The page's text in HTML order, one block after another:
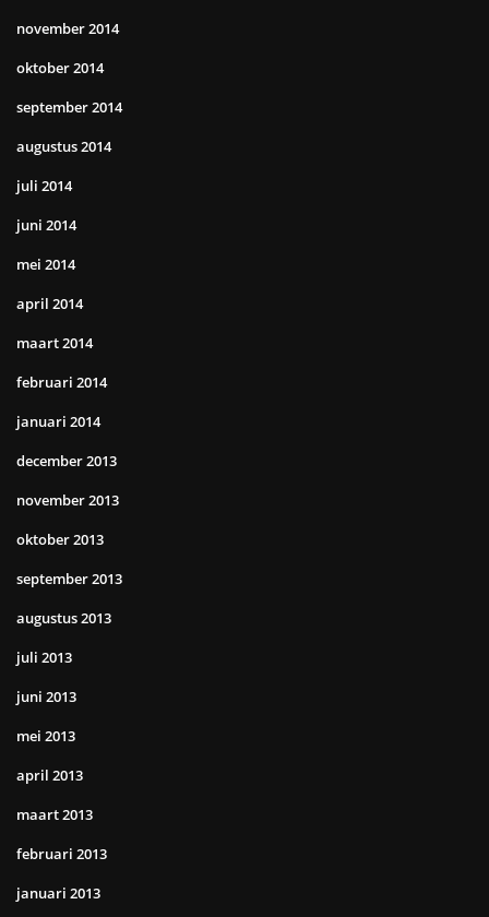
november 2014
oktober 2014
september 2014
augustus 2014
juli 2014
juni 2014
mei 2014
april 2014
maart 2014
februari 2014
januari 2014
december 2013
november 2013
oktober 2013
september 2013
augustus 2013
juli 2013
juni 2013
mei 2013
april 2013
maart 2013
februari 2013
januari 2013